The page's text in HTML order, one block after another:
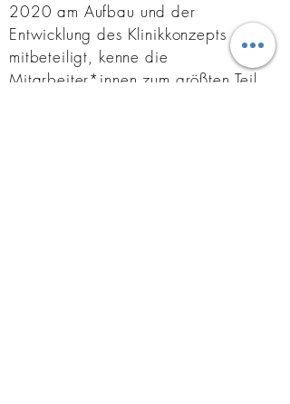
2020 am Aufbau und der
Entwicklung des Klinikkonzepts
mitbeteiligt, kenne die
Mitarbeiter*innen zum größten Teil